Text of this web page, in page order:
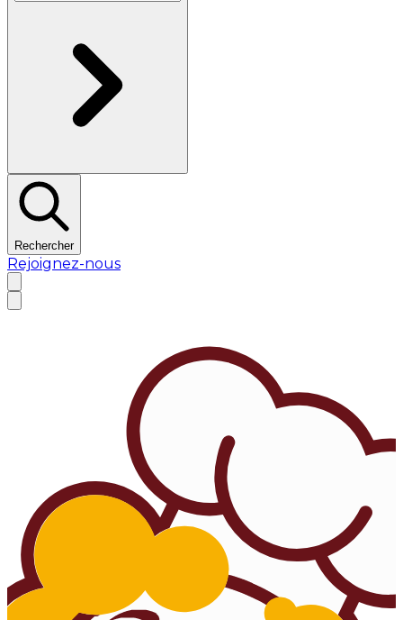
Rechercher
Rejoignez-nous